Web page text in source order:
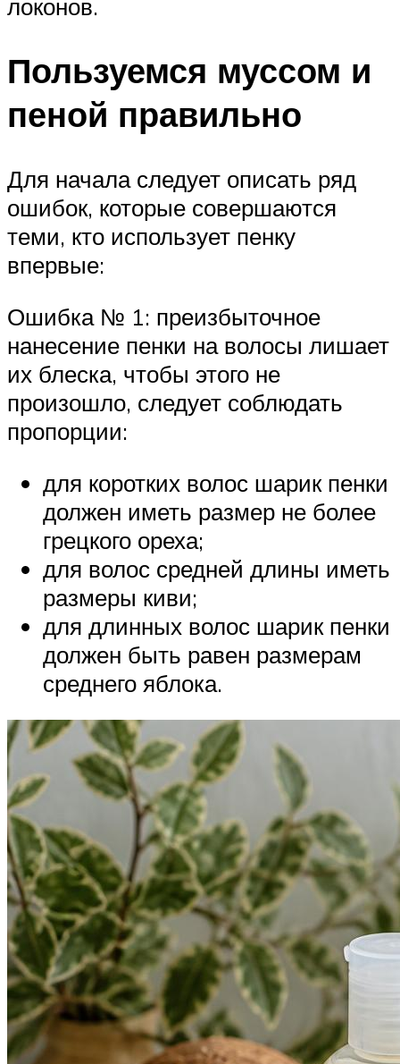
локонов.
Пользуемся муссом и
пеной правильно
Для начала следует описать ряд
ошибок, которые совершаются
теми, кто использует пенку
впервые:
Ошибка № 1: преизбыточное
нанесение пенки на волосы лишает
их блеска, чтобы этого не
произошло, следует соблюдать
пропорции:
для коротких волос шарик пенки
должен иметь размер не более
грецкого ореха;
для волос средней длины иметь
размеры киви;
для длинных волос шарик пенки
должен быть равен размерам
среднего яблока.